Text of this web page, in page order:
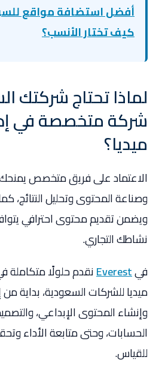
أفضل استضافة مواقع
كيف تختار الأنسب؟
لماذا تحتاج شركتك
شركة متخصصة في
ميديا؟
الاعتماد على فريق متخصص يمنحك
وصناعة المحتوى وتحليل النتائج،
ويضمن تقديم محتوى احترافي
نشاطك التجاري.
فيEverestنقدم حلولًا متكاملة
ميديا للشركات السعودية، بداية من
وإنشاء المحتوى الإبداعي،
الحسابات، وحتى متابعة الأداء
للقياس.